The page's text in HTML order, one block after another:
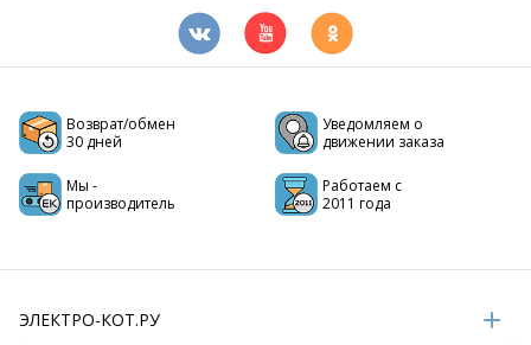
Возврат/обмен
30 дней
Уведомляем о
движении заказа
Мы -
производитель
Работаем с
2011 года
ЭЛЕКТРО-КОТ.РУ